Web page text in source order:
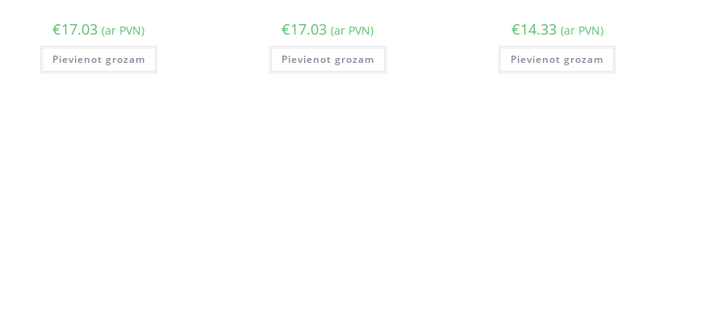
€17.03 (ar PVN)
Pievienot grozam
€17.03 (ar PVN)
Pievienot grozam
€14.33 (ar PVN)
Pievienot grozam